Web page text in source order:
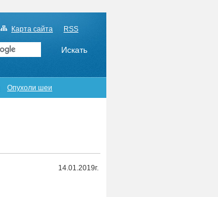
Карта сайта RSS
Опухоли шеи
14.01.2019г.